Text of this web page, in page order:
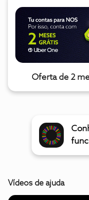
Oferta de 2
Vídeos de ajuda